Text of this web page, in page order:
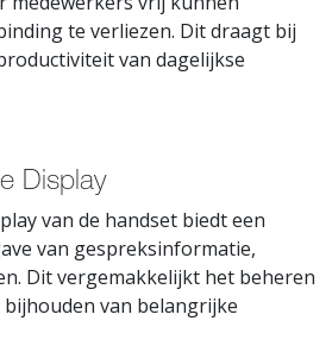
te verliezen. Dit draagt bij
van dagelijkse
Display
van de handset biedt een
van gespreksinformatie,
Dit vergemakkelijkt het beheren
van belangrijke